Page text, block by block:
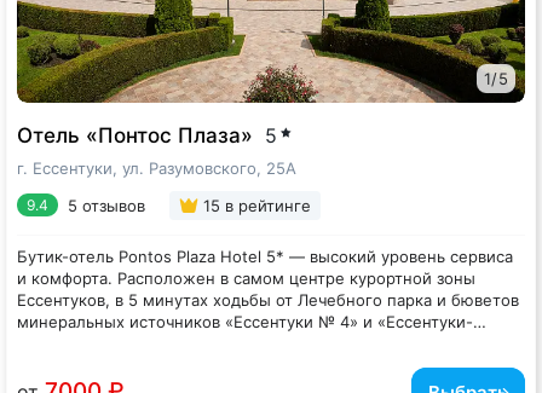
1/5
Отель «Понтос Плаза» 5
г. Ессентуки, ул. Разумовского, 25А
9.4 5 отзывов 15 в рейтинге
Бутик-отель Pontos Plaza Hotel 5* — высокий уровень сервиса
и комфорта. Расположен в самом центре курортной зоны
Ессентуков, в 5 минутах ходьбы от Лечебного парка и бюветов
минеральных источников «Ессентуки № 4» и «Ессентуки-
Отель предлагает 18 номеров разных категорий: Классик,